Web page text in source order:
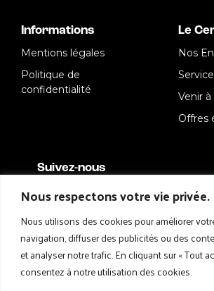
Nous respectons votre vie privée.
Nous utilisons des cookies pour améliorer
navigation, diffuser des publicités ou des
et analyser notre trafic. En cliquant sur « Tout
consentez à notre utilisation des cookies.
Informations
Mentions légales
Politique de
confidentialité
Le
Nos
Venir
Offres
Suivez-nous